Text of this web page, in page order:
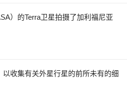
）的Terra卫星拍摄了加利福尼亚
收集有关外星行星的前所未有的细